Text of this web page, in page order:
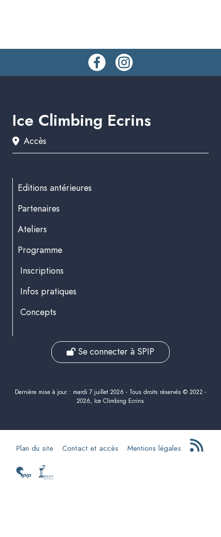
Ice Climbing Ecrins
Accès
Editions antérieures
Partenaires
Ateliers
Programme
Inscriptions
Infos pratiques
Concepts
Se connecter à SPIP
Dernière mise à jour : mardi 7 juillet 2026 - Tous droits réservés © 2022 -
2026, Ice Climbing Ecrins
Plan du site Contact et accès Mentions légales